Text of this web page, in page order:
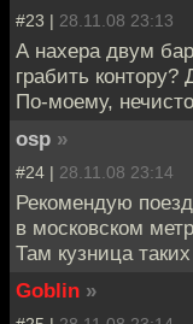
#23 | 28.11.08 23:13
А нахера двум
грабить
По-моему,
osp »
#24 | 28.11.08 23:14
Рекомендую
в московском
Там кузница
Goblin »